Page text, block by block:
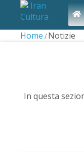
Home Notizie
In questa